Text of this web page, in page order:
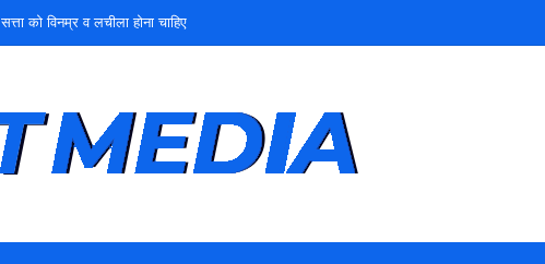
सत्ता को विनम्र व लचीला होना चाहिए